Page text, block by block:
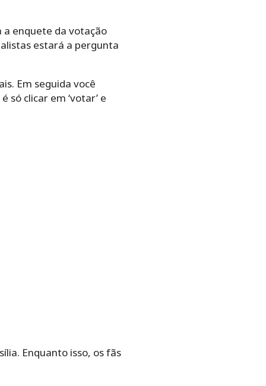
a enquete da votação
estará a pergunta
Em seguida você
só clicar em ‘votar’ e
Enquanto isso, os fãs